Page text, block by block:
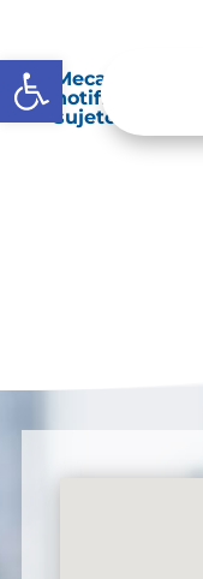
Abrir barra de
Mecanismos
notificación y
sujeto obligado